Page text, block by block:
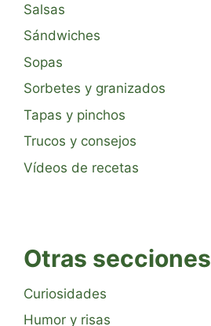
Salsas
Sándwiches
Sopas
Sorbetes y granizados
Tapas y pinchos
Trucos y consejos
Vídeos de recetas
Otras secciones
Curiosidades
Humor y risas